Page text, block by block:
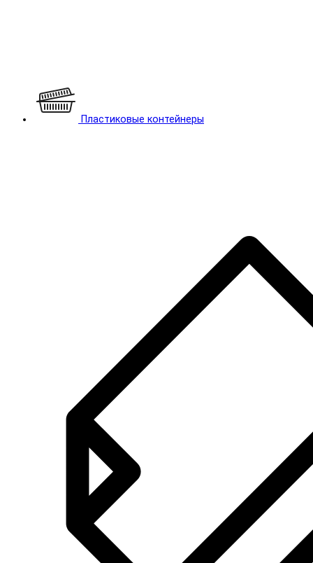
Пластиковые контейнеры